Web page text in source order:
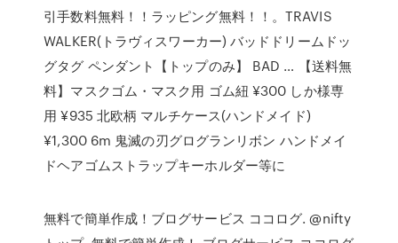
引手数料無料！！ラッピング無料！！。TRAVIS
WALKER(トラヴィスワーカー) バッドドリームドッ
グタグ ペンダント【トップのみ】 BAD … 【送料無
料】マスクゴム・マスク用 ゴム紐 ¥300 しか様専
用 ¥935 北欧柄 マルチケース(ハンドメイド)
¥1,300 6m 鬼滅の刃グログランリボン ハンドメイ
ドヘアゴムストラップキーホルダー等に
無料で簡単作成！ブログサービス ココログ. @nifty